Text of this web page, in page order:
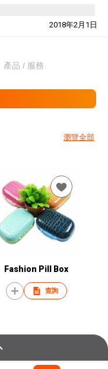
2018年2月1日
產品 / 服務
瀏覽全部
Fashion Pill Box
查詢